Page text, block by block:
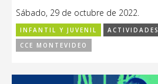
Sábado, 29 de octubre de 2022.
INFANTIL Y JUVENIL
ACTIVIDADES
CCE MONTEVIDEO